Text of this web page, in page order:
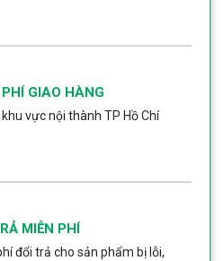
PHÍ GIAO HÀNG
vực nội thành TP Hồ Chí
MIỄN PHÍ
đổi trả cho sản phẩm bị lỗi,